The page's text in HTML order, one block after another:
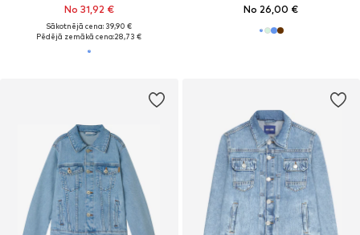
No 31,92 €
Sākotnējā cena: 39,90 €
Pēdējā zemākā cena:28,73 €
No 26,00 €